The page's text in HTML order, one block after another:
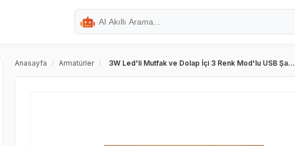
Anasayfa / Armatürler / 3W Led'li Mutfak ve Dolap İçi 3 Renk Mod'lu USB Şa...